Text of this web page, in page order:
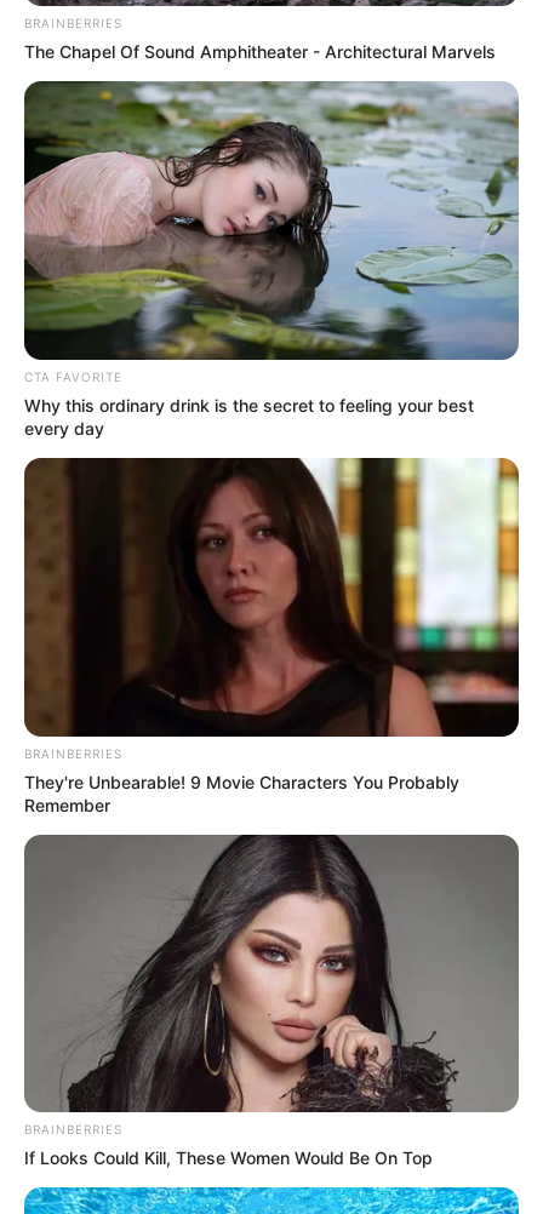
Tollhegyen – „Ne féljetek!”
>Magyar Péter jogász, Varga Judit volt férje szinte
minden posztjához odaírja „Ne féljetek!”. Kutatást
végeztem Magyar Péter szívében, elméjében és
múltjában, hogy megtaláljam e biztatás
eredetét.Megtaláltam.Magyar Péter anyai
BRAINBERRIES
The Chapel Of Sound Amphitheater - Architectural Marvels
CTA FAVORITE
Why this ordinary drink is the secret to feeling your best
every day
BRAINBERRIES
They're Unbearable! 9 Movie Characters You Probably
Remember
BRAINBERRIES
If Looks Could Kill, These Women Would Be On Top